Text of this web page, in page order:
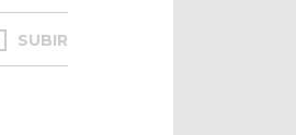
SUBIR